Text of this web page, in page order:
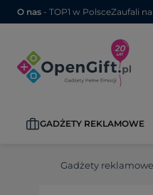
O nas - TOP1 w PolsceZaufali
GADŻETY REKLAMOWE
Gadżety reklamowe